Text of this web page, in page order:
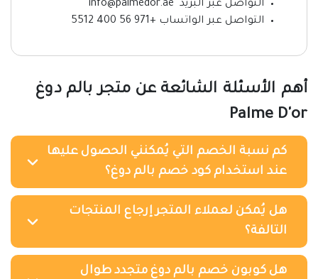
التواصل عبر البريد info@palmedor.ae
التواصل عبر الواتساب +971 56 400 5512
أهم الأسئلة الشائعة عن متجر بالم دوغ
Palme D'or
كم نسبة الخصم التي يُمكنني الحصول عليها
عند استخدام كود خصم بالم دوغ؟
هل يُمكن لعملاء المتجر إرجاع المنتجات
التالفة؟
هل كوبون خصم بالم دوغ متجدد طوال